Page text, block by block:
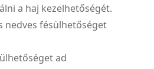
a haj kezelhetőségét.
nedves fésülhetőséget
ad